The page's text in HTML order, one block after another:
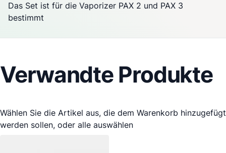
Das Set ist für die Vaporizer PAX 2 und PAX 3
bestimmt
Verwandte Produkte
Wählen Sie die Artikel aus, die dem Warenkorb hinzugefügt
werden sollen, oder alle auswählen